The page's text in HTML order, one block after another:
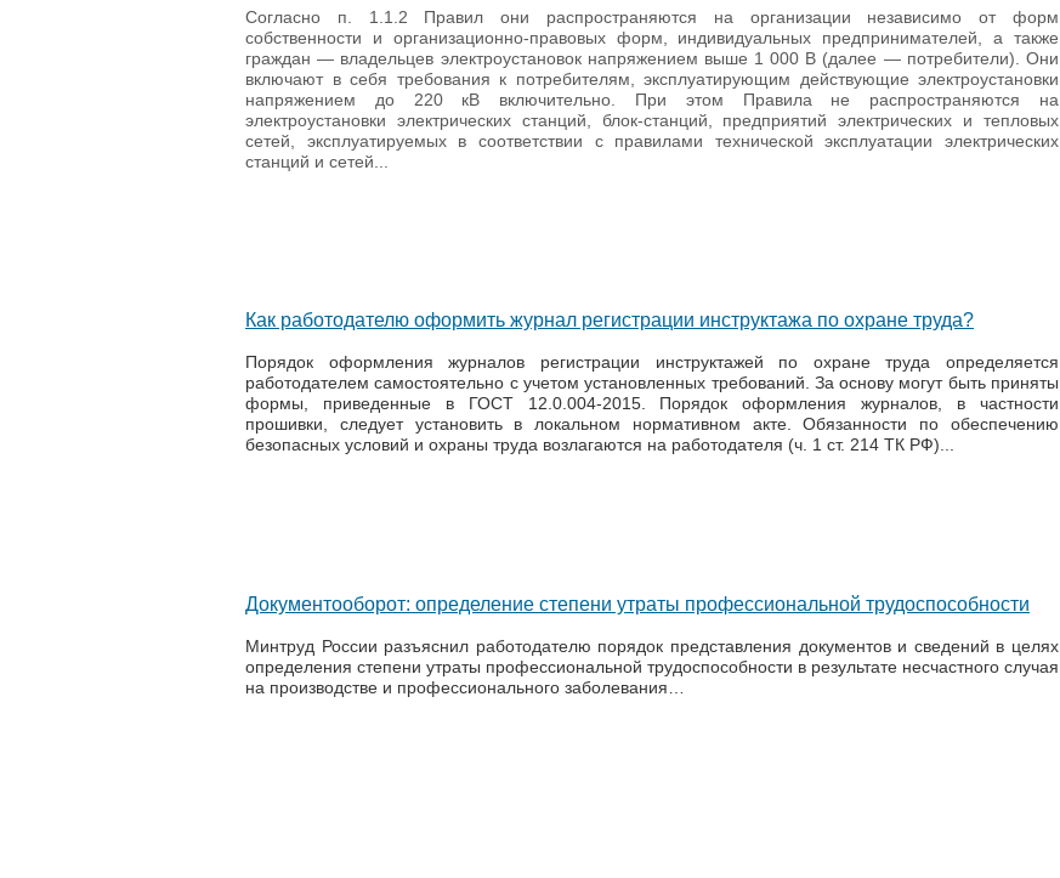
Согласно п. 1.1.2 Правил они распространяются на организации независимо от форм
собственности и организационно-правовых форм, индивидуальных предпринимателей, а также
граждан — владельцев электроустановок напряжением выше 1 000 В (далее — потребители). Они
включают в себя требования к потребителям, эксплуатирующим действующие электроустановки
напряжением до 220 кВ включительно. При этом Правила не распространяются на
электроустановки электрических станций, блок-станций, предприятий электрических и тепловых
сетей, эксплуатируемых в соответствии с правилами технической эксплуатации электрических
станций и сетей...
Как работодателю оформить журнал регистрации инструктажа по охране труда?
Порядок оформления журналов регистрации инструктажей по охране труда определяется
работодателем самостоятельно с учетом установленных требований. За основу могут быть приняты
формы, приведенные в ГОСТ 12.0.004-2015. Порядок оформления журналов, в частности
прошивки, следует установить в локальном нормативном акте. Обязанности по обеспечению
безопасных условий и охраны труда возлагаются на работодателя (ч. 1 ст. 214 ТК РФ)...
Документооборот: определение степени утраты профессиональной трудоспособности
Минтруд России разъяснил работодателю порядок представления документов и сведений в целях
определения степени утраты профессиональной трудоспособности в результате несчастного случая
на производстве и профессионального заболевания…